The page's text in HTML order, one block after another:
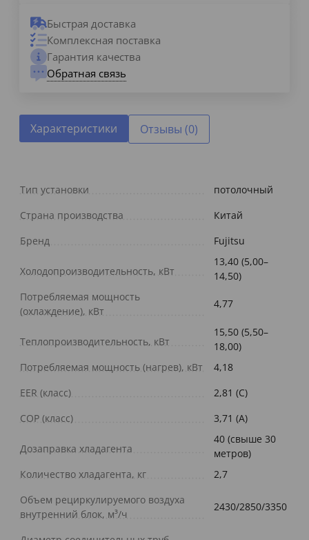
Быстрая доставка
Комплексная поставка
Гарантия качества
Обратная связь
Характеристики Отзывы (0)
Тип установки
потолочный
Страна производства
Китай
Бренд
Fujitsu
Холодопроизводительность, кВт
13,40 (5,00–
14,50)
Потребляемая мощность
(охлаждение), кВт
4,77
Теплопроизводительность, кВт
15,50 (5,50–
18,00)
Потребляемая мощность (нагрев), кВт
4,18
EER (класс)
2,81 (C)
COP (класс)
3,71 (A)
Дозаправка хладагента
40 (свыше 30
метров)
Количество хладагента, кг
2,7
Объем рециркулируемого воздуха
внутренний блок, м³/ч
2430/2850/3350